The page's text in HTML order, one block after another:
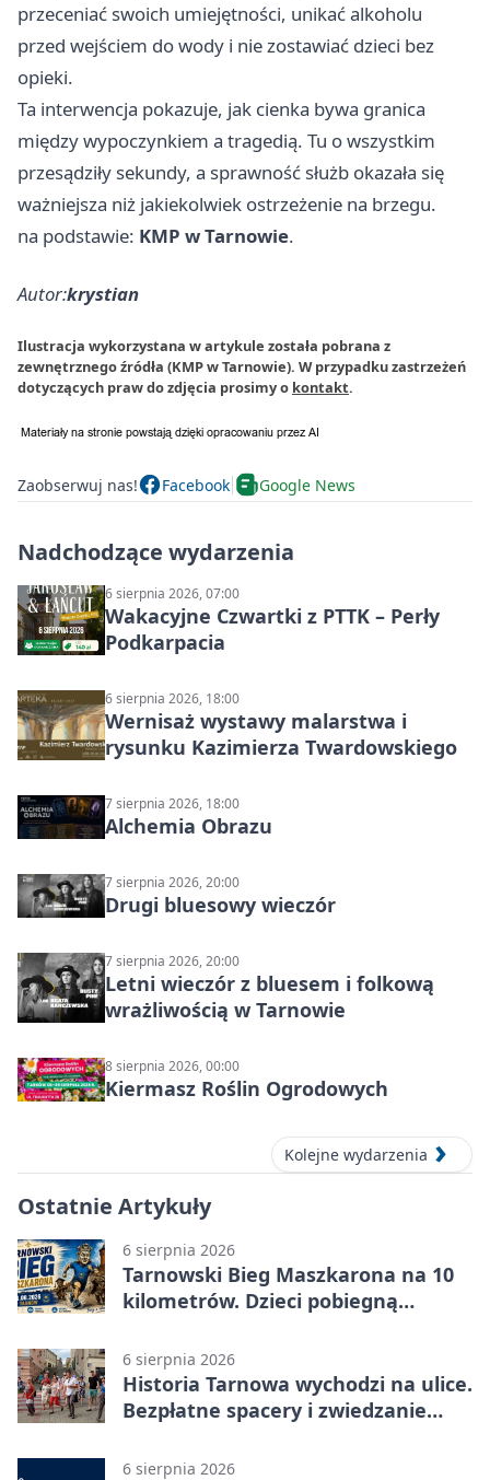
przeceniać swoich umiejętności, unikać alkoholu
przed wejściem do wody i nie zostawiać dzieci bez
opieki.
Ta interwencja pokazuje, jak cienka bywa granica
między wypoczynkiem a tragedią. Tu o wszystkim
przesądziły sekundy, a sprawność służb okazała się
ważniejsza niż jakiekolwiek ostrzeżenie na brzegu.
na podstawie: KMP w Tarnowie.
Autor:krystian
Ilustracja wykorzystana w artykule została pobrana z
zewnętrznego źródła (KMP w Tarnowie). W przypadku zastrzeżeń
dotyczących praw do zdjęcia prosimy o kontakt.
Zaobserwuj nas! Facebook Google News
Nadchodzące wydarzenia
6 sierpnia 2026, 07:00
Wakacyjne Czwartki z PTTK – Perły
Podkarpacia
6 sierpnia 2026, 18:00
Wernisaż wystawy malarstwa i
rysunku Kazimierza Twardowskiego
7 sierpnia 2026, 18:00
Alchemia Obrazu
7 sierpnia 2026, 20:00
Drugi bluesowy wieczór
7 sierpnia 2026, 20:00
Letni wieczór z bluesem i folkową
wrażliwością w Tarnowie
8 sierpnia 2026, 00:00
Kiermasz Roślin Ogrodowych
Kolejne wydarzenia
Ostatnie Artykuły
6 sierpnia 2026
Tarnowski Bieg Maszkarona na 10
kilometrów. Dzieci pobiegną
6 sierpnia 2026
Historia Tarnowa wychodzi na ulice.
Bezpłatne spacery i zwiedzanie
6 sierpnia 2026